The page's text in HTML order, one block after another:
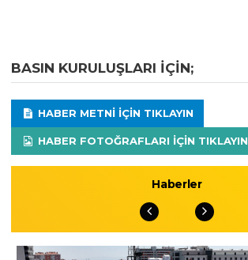
BASIN KURULUŞLARI IÇIN;
HABER METNI IÇIN TIKLAYIN
HABER FOTOĞRAFLARI IÇIN TIKLAYIN
Haberler